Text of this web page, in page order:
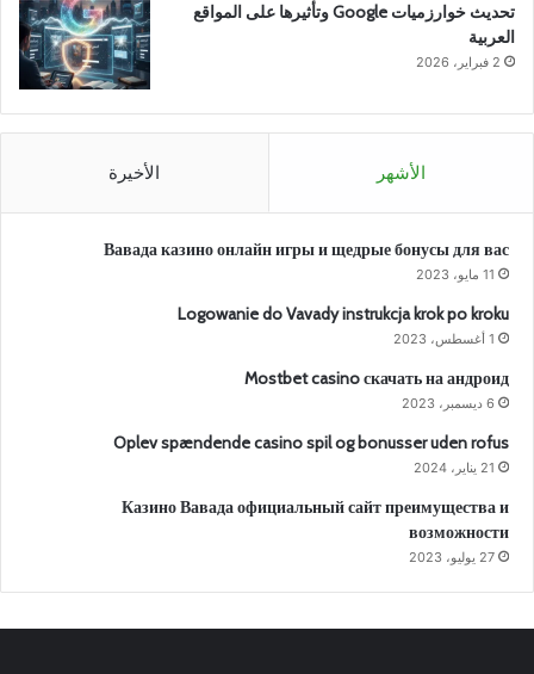
تحديث خوارزميات Google وتأثيرها على المواقع
العربية
2 فبراير، 2026
الأشهر الأخيرة
Вавада казино онлайн игры и щедрые бонусы для вас
11 مايو، 2023
Logowanie do Vavady instrukcja krok po kroku
1 أغسطس، 2023
Mostbet casino скачать на андроид
6 ديسمبر، 2023
Oplev spændende casino spil og bonusser uden rofus
21 يناير، 2024
Казино Вавада официальный сайт преимущества и
возможности
27 يوليو، 2023